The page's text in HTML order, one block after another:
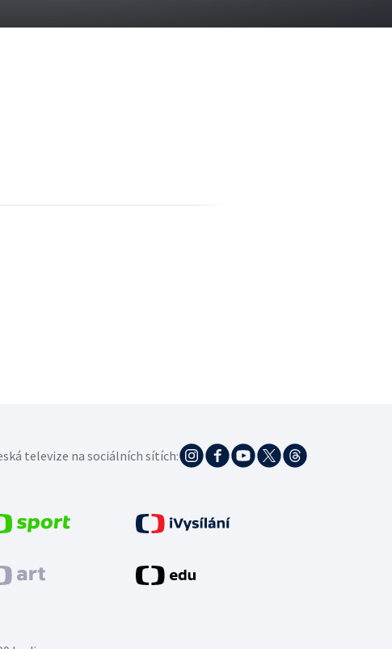
televize na sociálních sítích: